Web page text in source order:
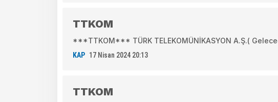
TTKOM
***TTKOM*** TÜRK TELEKOMÜNİKASYON A.Ş.(
KAP 17 Nisan 2024 20:13
TTKOM